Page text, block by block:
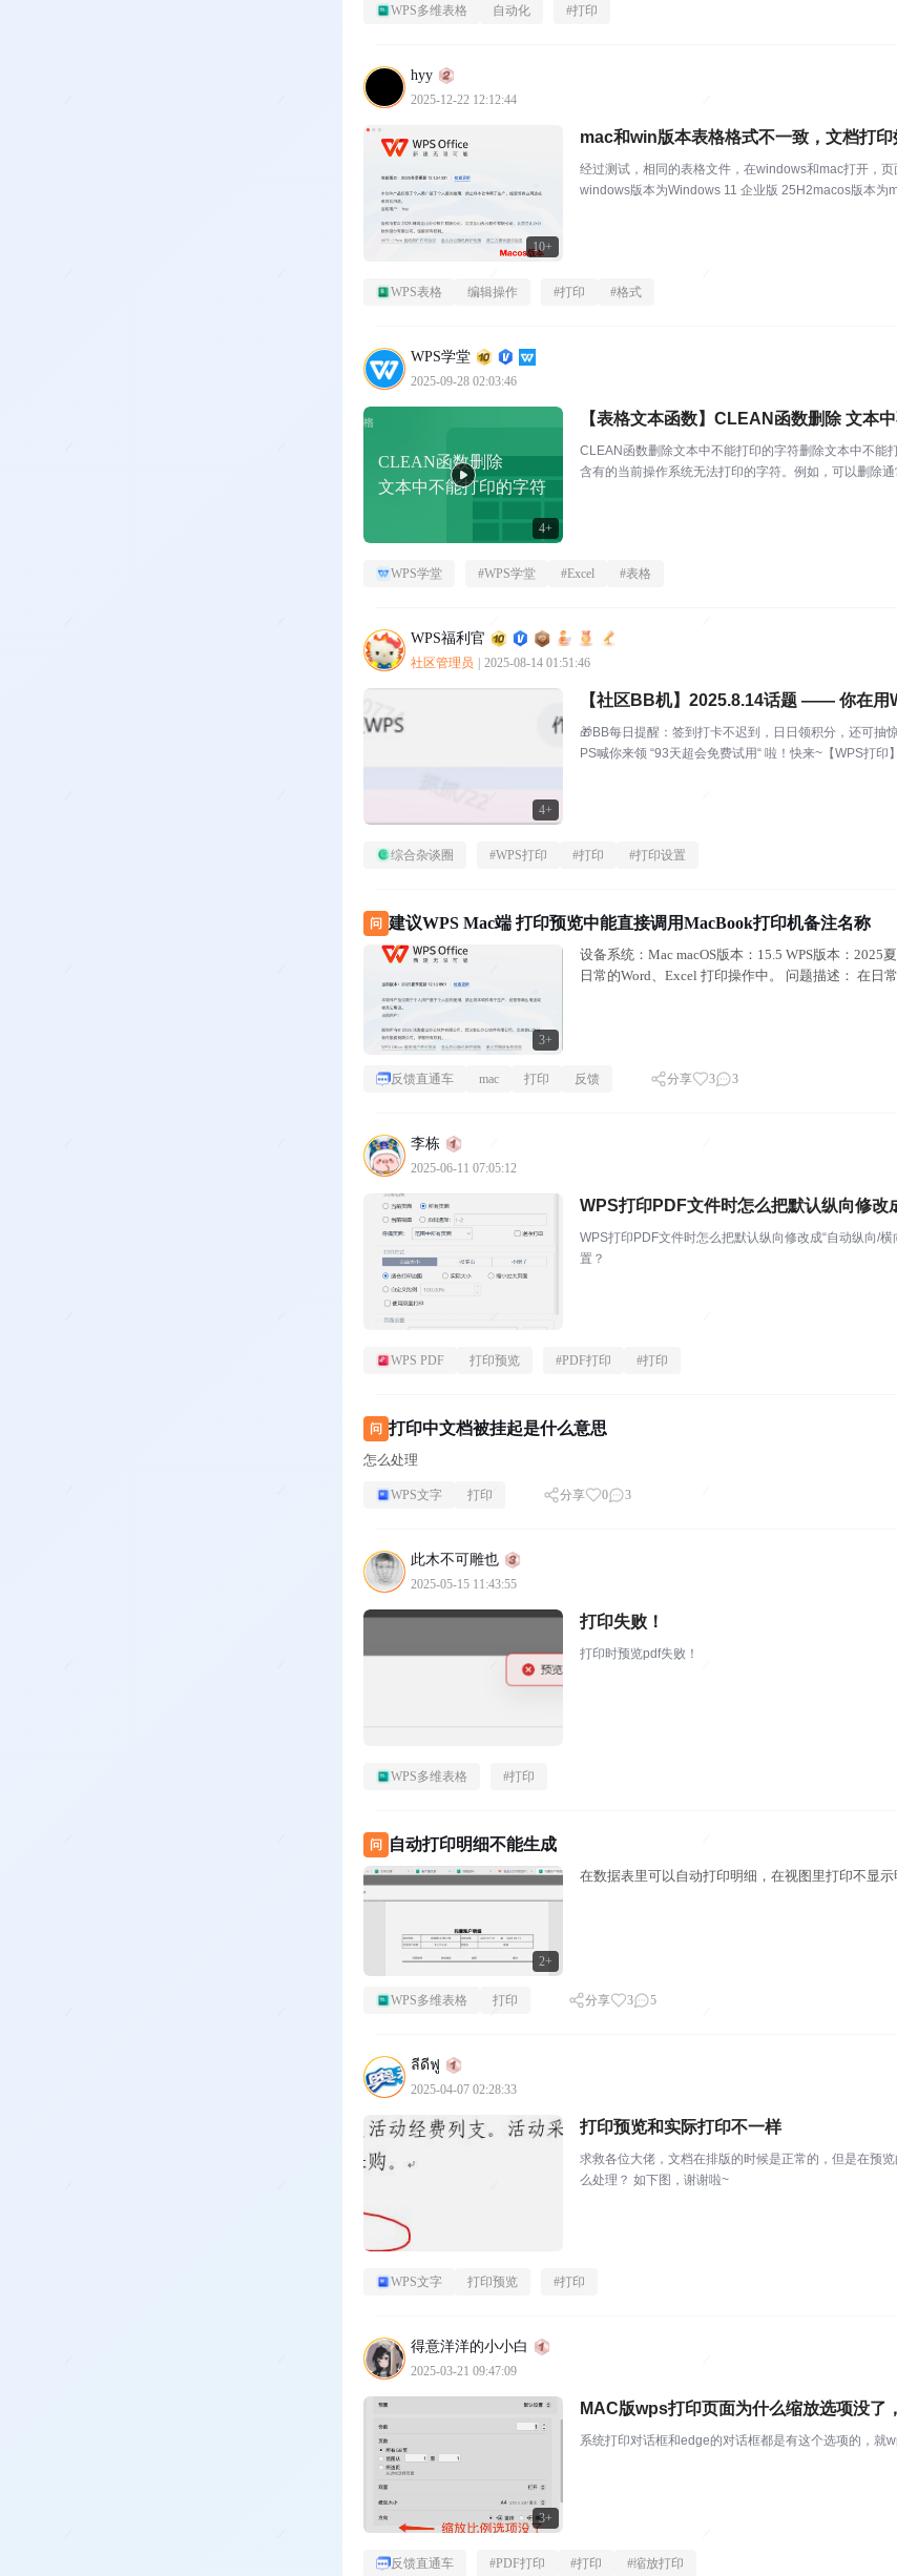
WPS多维表格 自动化 #打印
hyy
2025-12-22 12:12:44
10+
mac和win版本表格格式不一致，文档打印
经过测试，相同的表格文件，在windows和mac打开，
windows版本为Windows 11 企业版 25H2macos版本为
WPS表格 编辑操作 #打印 #格式
WPS学堂
2025-09-28 02:03:46
CLEAN函数删除
文本中不能打印的字符
4+
【表格文本函数】CLEAN函数删除 文本
CLEAN函数删除文本中不能打印的字符删除文本中不能
含有的当前操作系统无法打印的字符。例如，可以删除
WPS学堂 #WPS学堂 #Excel #表格
WPS福利官
社区管理员 2025-08-14 01:51:46
4+
【社区BB机】2025.8.14话题 —— 你在用
🎁BB每日提醒：签到打卡不迟到，日日领积分，还可
PS喊你来领 “93天超会免费试用“ 啦！快来~【WPS打
综合杂谈圈 #WPS打印 #打印 #打印设置
问 建议WPS Mac端 打印预览中能直接调用MacBook打印机备注名称
3+
设备系统：Mac macOS版本：15.5 WPS版本：
日常的Word、Excel 打印操作中。 问题描述： 在
反馈直通车 mac 打印 反馈 分享 3 3
李栋
2025-06-11 07:05:12
WPS打印PDF文件时怎么把默认纵向修改
WPS打印PDF文件时怎么把默认纵向修改成“自动纵向/
置？
WPS PDF 打印预览 #PDF打印 #打印
问 打印中文档被挂起是什么意思
怎么处理
WPS文字 打印 分享 0 3
此木不可雕也
2025-05-15 11:43:55
打印失败！
打印时预览pdf失败！
WPS多维表格 #打印
问 自动打印明细不能生成
2+
在数据表里可以自动打印明细，在视图里打印不显示
WPS多维表格 打印 分享 3 5
ลีดีฟู
2025-04-07 02:28:33
打印预览和实际打印不一样
求救各位大佬，文档在排版的时候是正常的，但是在预
么处理？ 如下图，谢谢啦~
WPS文字 打印预览 #打印
得意洋洋的小小白
2025-03-21 09:47:09
3+
MAC版wps打印页面为什么缩放选项没了
系统打印对话框和edge的对话框都是有这个选项的，就
反馈直通车 #PDF打印 #打印 #缩放打印